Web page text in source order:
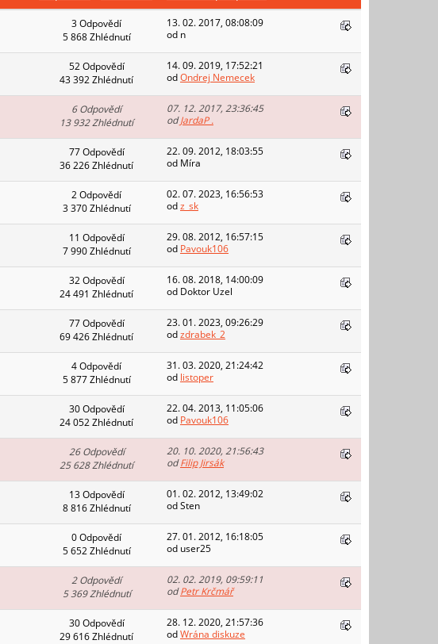
3 Odpovědí
5 868 Zhlédnutí
13. 02. 2017, 08:08:09
od n
52 Odpovědí
43 392 Zhlédnutí
14. 09. 2019, 17:52:21
odOndrej Nemecek
6 Odpovědí
13 932 Zhlédnutí
07. 12. 2017, 23:36:45
odJardaP .
77 Odpovědí
36 226 Zhlédnutí
22. 09. 2012, 18:03:55
od Míra
2 Odpovědí
3 370 Zhlédnutí
02. 07. 2023, 16:56:53
odz_sk
11 Odpovědí
7 990 Zhlédnutí
29. 08. 2012, 16:57:15
od Pavouk106
32 Odpovědí
24 491 Zhlédnutí
16. 08. 2018, 14:00:09
od Doktor Uzel
77 Odpovědí
69 426 Zhlédnutí
23. 01. 2023, 09:26:29
odzdrabek_2
4 Odpovědí
5 877 Zhlédnutí
31. 03. 2020, 21:24:42
od listoper
30 Odpovědí
24 052 Zhlédnutí
22. 04. 2013, 11:05:06
od Pavouk106
26 Odpovědí
25 628 Zhlédnutí
20. 10. 2020, 21:56:43
odFilip Jirsák
13 Odpovědí
8 816 Zhlédnutí
01. 02. 2012, 13:49:02
od Sten
0 Odpovědí
5 652 Zhlédnutí
27. 01. 2012, 16:18:05
od user25
2 Odpovědí
5 369 Zhlédnutí
02. 02. 2019, 09:59:11
odPetr Krčmář
30 Odpovědí
29 616 Zhlédnutí
28. 12. 2020, 21:57:36
odWrána diskuze